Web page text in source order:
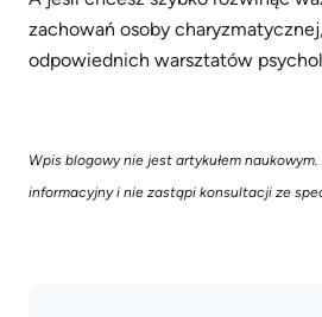
zachowań osoby
odpowiednich warsztatów
Wpis blogowy nie jest artykułem
informacyjny i nie zastąpi konsultacji ze